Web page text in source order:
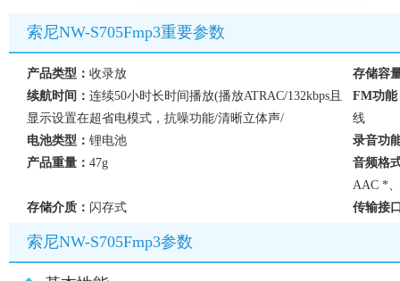
索尼NW-S705Fmp3重要参数
产品类型： 收录放
存储容
续航时间： 连续50小时长时间播放(播放ATRAC/132kbps且
显示设置在超省电模式，抗噪功能/清晰立体声/
FM功能
线
电池类型： 锂电池
录音功
产品重量： 47g
音频格
AAC *
存储介质： 闪存式 传输接
索尼NW-S705Fmp3参数